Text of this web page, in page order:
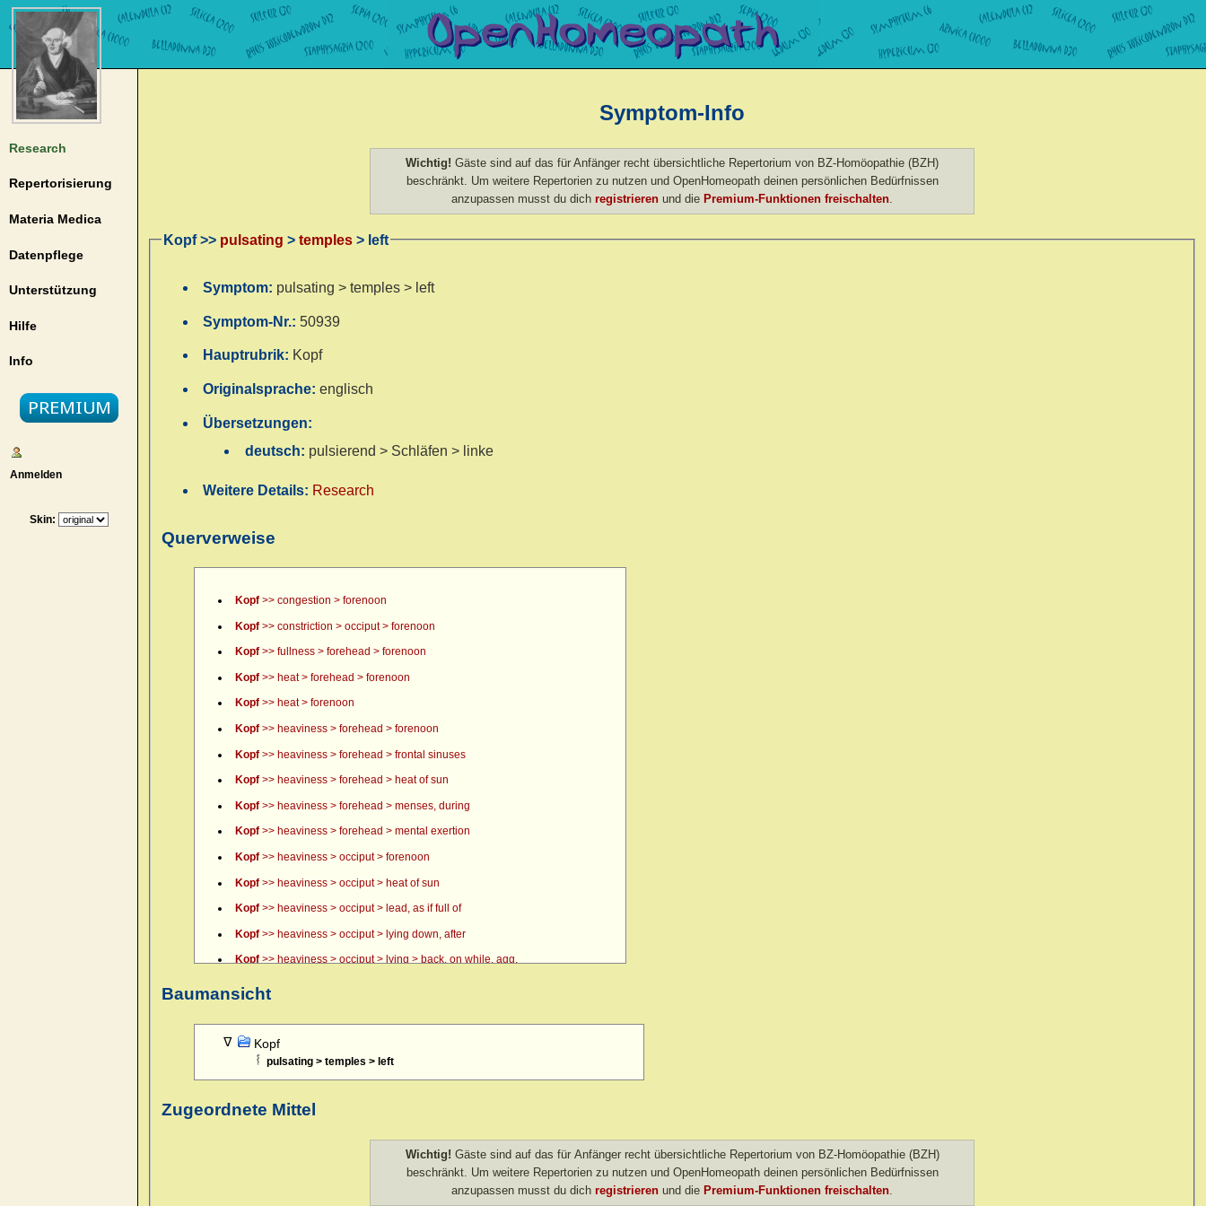
Research
Repertorisierung
Materia Medica
Datenpflege
Unterstützung
Hilfe
Info
Anmelden
Skin:
Symptom-Info
Wichtig! Gäste sind auf das für Anfänger recht übersichtliche Repertorium von BZ-Homöopathie (BZH)
beschränkt. Um weitere Repertorien zu nutzen und OpenHomeopath deinen persönlichen Bedürfnissen
anzupassen musst du dich registrieren und die Premium-Funktionen freischalten
Kopf >> pulsating > temples > left
Symptom: pulsating > temples > left
Symptom-Nr.: 50939
Hauptrubrik: Kopf
Originalsprache:englisch
Übersetzungen:
deutsch: pulsierend > Schläfen > linke
Weitere Details: Research
Querverweise
Kopf>> congestion > forenoon
Kopf>> constriction > occiput > forenoon
Kopf>> fullness > forehead > forenoon
Kopf>> heat > forehead > forenoon
Kopf>> heat > forenoon
Kopf>> heaviness > forehead > forenoon
Kopf>> heaviness > forehead > frontal sinuses
Kopf>> heaviness > forehead > heat of sun
Kopf>> heaviness > forehead > menses, during
Kopf>> heaviness > forehead > mental exertion
Kopf>> heaviness > occiput > forenoon
Kopf>> heaviness > occiput > heat of sun
Kopf>> heaviness > occiput > lead, as if full of
Kopf>> heaviness > occiput > lying down, after
Kopf>> heaviness > occiput > lying > back, on while, agg.
Kopf
Kopf >> pain > boring > forehead > eyes, over > forenoon > 10 a.m.
Kopf>> pain > boring > forehead > eyes, over > forenoon > 11 a.m.
Kopf>> pain > boring > temples > forenoon
>> pain > boring > temples > heat agg.
>> pain > boring > temples > inward
Baumansicht
Kopf
pulsating > temples > left
Zugeordnete Mittel
Wichtig! Gäste sind auf das für Anfänger recht übersichtliche Repertorium von BZ-Homöopathie (BZH)
beschränkt. Um weitere Repertorien zu nutzen und OpenHomeopath deinen persönlichen Bedürfnissen
anzupassen musst du dich registrieren und die Premium-Funktionen freischalten